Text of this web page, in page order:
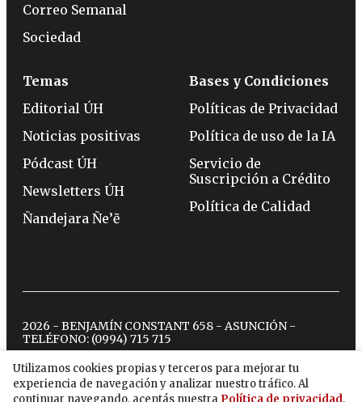
Utilizamos cookies propias y terceros para mejorar tu
experiencia de navegación y analizar nuestro tráfico. Al
continuar navegando, aceptás nuestra Política de privacidad .
Correo Semanal
Sociedad
Temas
Editorial ÚH
Noticias positivas
Pódcast ÚH
Newsletters ÚH
Ñandejara Ñe’ẽ
Bases y Condiciones
Políticas de Privacidad
Política de uso de la IA
Servicio de
Suscripción a Crédito
Política de Calidad
2026 - BENJAMÍN CONSTANT 658 - ASUNCIÓN -
TELÉFONO: (0994) 715 715
twitterinstagram
facebook
tiktokyoutubespotify